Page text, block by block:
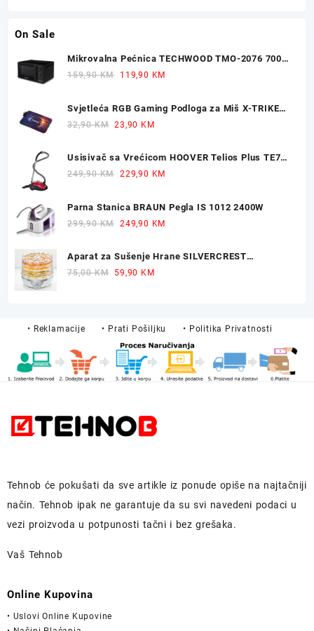
On Sale
Mikrovalna Pećnica TECHWOOD TMO-2076 700W
20L
159,90KM
Original
was:
119,90 KM
is:
Svjetleća RGB Gaming Podloga za Miš X-TRIKE
77x30cm
32,90KM Original
was:
23,90 KMCurrent
Usisivač sa Vrećicom HOOVER Telios Plus TE70
700W
249,90KM Original
was:
229,90 KM
is:
Parna Stanica BRAUN Pegla IS 1012 2400W
299,90KM Original
was:
249,90 KM
Aparat za Sušenje Hrane SILVERCREST
Dehidrator 350W
75,00KM
Original
59,90 KMCurrent
• Reklamacije
• Prati Pošiljku • Politika Privatnosti
Tehnob će pokušati da sve artikle iz ponude opiše na najtačniji
način. Tehnob ipak ne garantuje da su svi navedeni podaci u
vezi proizvoda u potpunosti tačni i bez grešaka.
Vaš Tehnob
Online Kupovina
• Uslovi Online Kupovine